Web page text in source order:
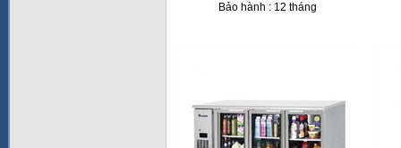
Bảo hành : 12 tháng